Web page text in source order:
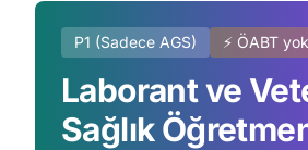
P1 (Sadece AGS) ⚡ ÖABT yok
Laborant ve
Sağlık